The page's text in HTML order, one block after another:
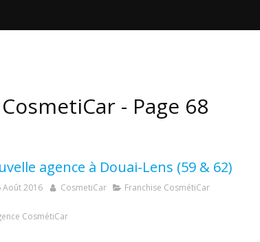
- Page 68
agence à Douai-Lens (59 & 62)
Août 2016 CosmetiCar Franchise CosmétiCar
CosmétiCar